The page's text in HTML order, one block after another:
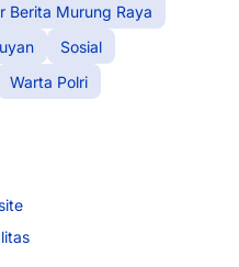
Berita Murung Raya
Sosial
Warta Polri